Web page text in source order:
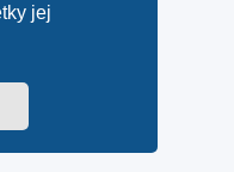
jej